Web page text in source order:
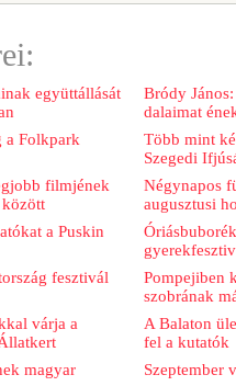
együttállását
a Folkpark
filmjének
a Puskin
fesztivál
várja a
magyar
Bródy
dalaimat
Több mint
Szegedi
Négynapos
augusztusi
Pompejiben
szobrának
A Balaton
fel a kutatók
Szeptember